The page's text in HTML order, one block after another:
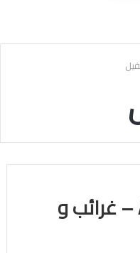
ArabiaWeather.com – غرائب و